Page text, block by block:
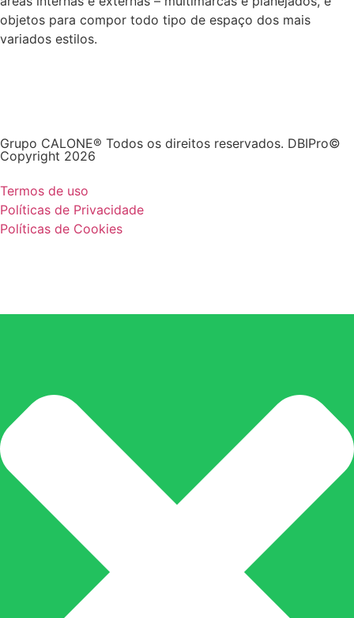
objetos para compor todo tipo de espaço dos mais
variados estilos.
Grupo CALONE® Todos os direitos reservados. DBIPro©
Copyright 2026
Termos de uso
Políticas de Privacidade
Políticas de Cookies